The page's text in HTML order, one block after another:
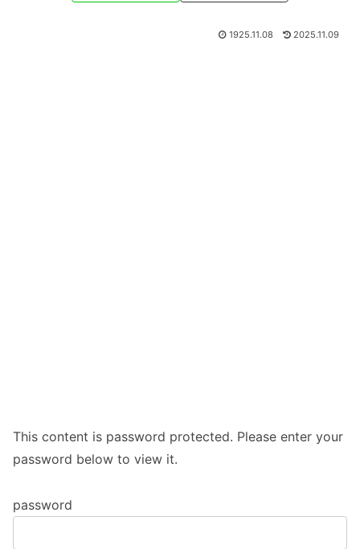
1925.11.08 2025.11.09
This content is password protected. Please enter your
password below to view it.
password